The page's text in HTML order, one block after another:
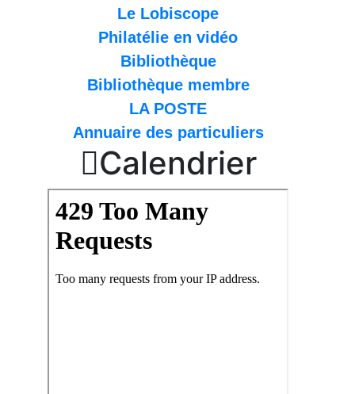
Le Lobiscope
Philatélie en vidéo
Bibliothèque
Bibliothèque membre
LA POSTE
Annuaire des particuliers
Calendrier